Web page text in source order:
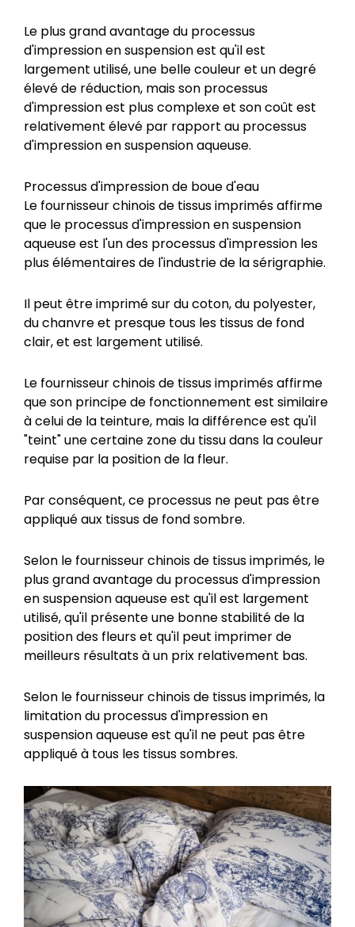
Le plus grand avantage du processus
d'impression en suspension est qu'il est
largement utilisé, une belle couleur et un degré
élevé de réduction, mais son processus
d'impression est plus complexe et son coût est
relativement élevé par rapport au processus
d'impression en suspension aqueuse.
Processus d'impression de boue d'eau
Le fournisseur chinois de tissus imprimés affirme
que le processus d'impression en suspension
aqueuse est l'un des processus d'impression les
plus élémentaires de l'industrie de la sérigraphie.
Il peut être imprimé sur du coton, du polyester,
du chanvre et presque tous les tissus de fond
clair, et est largement utilisé.
Le fournisseur chinois de tissus imprimés affirme
que son principe de fonctionnement est similaire
à celui de la teinture, mais la différence est qu'il
"teint" une certaine zone du tissu dans la couleur
requise par la position de la fleur.
Par conséquent, ce processus ne peut pas être
appliqué aux tissus de fond sombre.
Selon le fournisseur chinois de tissus imprimés, le
plus grand avantage du processus d'impression
en suspension aqueuse est qu'il est largement
utilisé, qu'il présente une bonne stabilité de la
position des fleurs et qu'il peut imprimer de
meilleurs résultats à un prix relativement bas.
Selon le fournisseur chinois de tissus imprimés, la
limitation du processus d'impression en
suspension aqueuse est qu'il ne peut pas être
appliqué à tous les tissus sombres.